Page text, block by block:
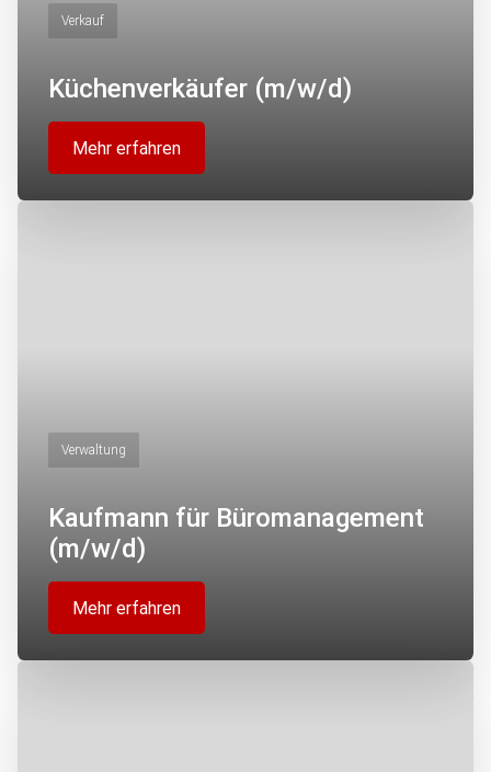
Verkauf
Küchenverkäufer (m/w/d)
Mehr erfahren
Verwaltung
Kaufmann für Büromanagement
(m/w/d)
Mehr erfahren